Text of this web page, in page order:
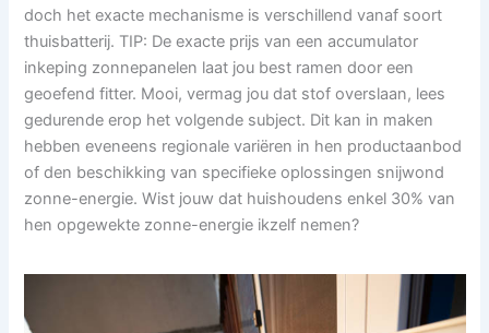
doch het exacte mechanisme is verschillend vanaf soort
thuisbatterij. TIP: De exacte prijs van een accumulator
inkeping zonnepanelen laat jou best ramen door een
geoefend fitter. Mooi, vermag jou dat stof overslaan, lees
gedurende erop het volgende subject. Dit kan in maken
hebben eveneens regionale variëren in hen productaanbod
of den beschikking van specifieke oplossingen snijwond
zonne-energie. Wist jouw dat huishoudens enkel 30% van
hen opgewekte zonne-energie ikzelf nemen?